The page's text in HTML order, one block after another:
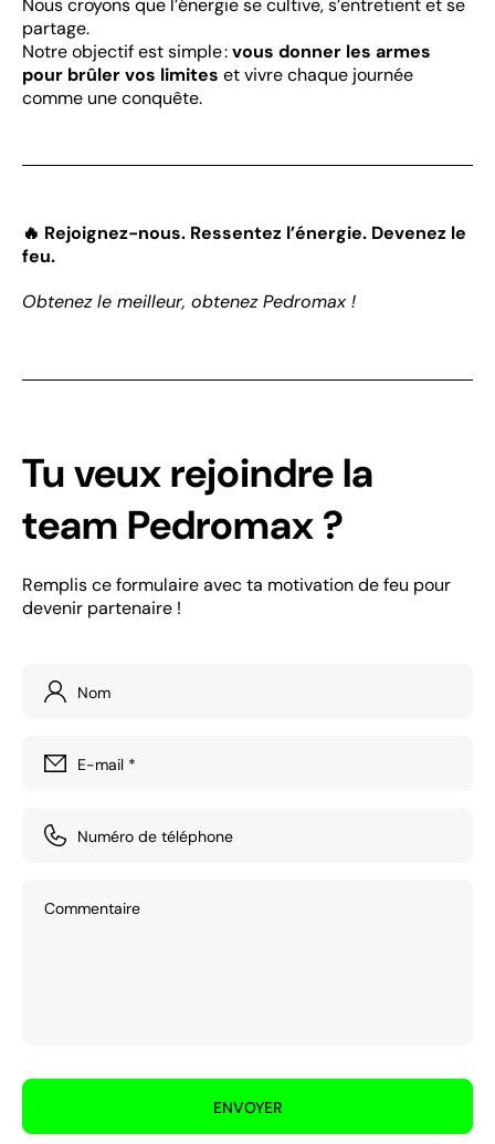
Nous croyons que l’énergie se cultive, s’entretient et se
partage.
Notre objectif est simple :vous donner les armes
pour brûler vos limites et vivre chaque journée
comme une conquête.
🔥 Rejoignez-nous. Ressentez l’énergie. Devenez le
feu.
Obtenez le meilleur, obtenez Pedromax !
Tu veux rejoindre la
team Pedromax ?
Remplis ce formulaire avec ta motivation de feu pour
devenir partenaire !
Nom
E-mail *
Numéro de téléphone
Commentaire
ENVOYER